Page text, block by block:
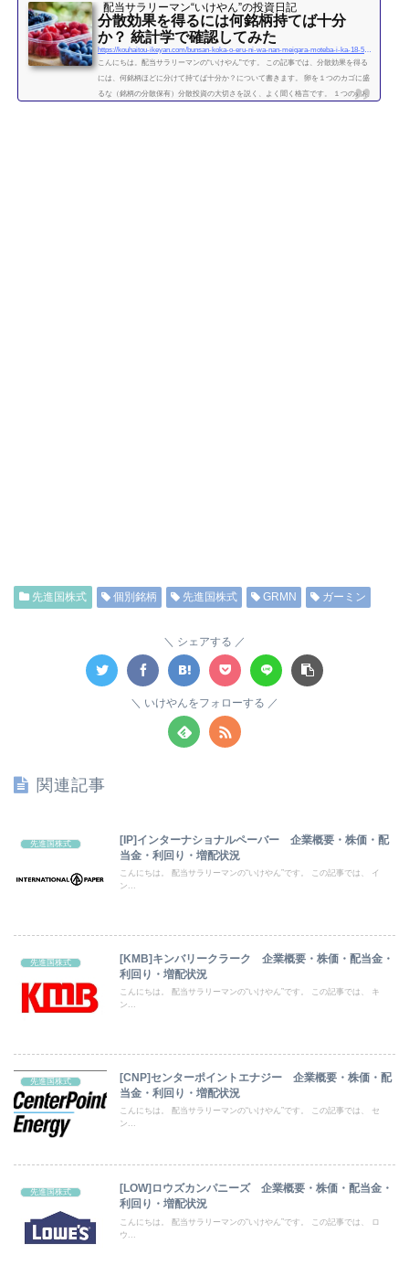
配当サラリーマン“いけやん”の投資日記 ​
分散効果を得るには何銘柄持てば十分
か？ 統計学で確認してみた
https://kouhaitou-ikeyan.com/bunsan-koka-o-eru-ni-wa-nan-meigara-moteba-i-ka-18-5000-how-many-stocks-should-i-have-for-the-diversification-effect
こんにちは。配当サラリーマンの“いけやん”です。 この記事では、分散効果を得る
には、何銘柄ほどに分けて持てば十分か？について書きます。 卵を１つのカゴに盛
るな（銘柄の分散保有）分散投資の大切さを説く、よく聞く格言です。 １つの銘柄
先進国株式 個別銘柄 先進国株式 GRMN ガーミン
シェアする
いけやんをフォローする
関連記事
先進国株式
[IP]インターナショナルペーバー 企業概要・株価・配
当金・利回り・増配状況
こんにちは。 配当サラリーマンの“いけやん”です。 この記事では、 イ
ン...
先進国株式
[KMB]キンバリークラーク 企業概要・株価・配当金・
利回り・増配状況
こんにちは。 配当サラリーマンの“いけやん”です。 この記事では、 キ
ン...
先進国株式
[CNP]センターポイントエナジー 企業概要・株価・配
当金・利回り・増配状況
こんにちは。 配当サラリーマンの“いけやん”です。 この記事では、 セ
ン...
先進国株式
[LOW]ロウズカンパニーズ 企業概要・株価・配当金・
利回り・増配状況
こんにちは。 配当サラリーマンの“いけやん”です。 この記事では、 ロ
ウ...